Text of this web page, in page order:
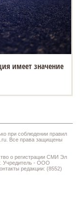
имеет значение
при соблюдении правил
Все права защищены
о регистрации СМИ Эл
Учредитель - ООО
редакции: (8552)